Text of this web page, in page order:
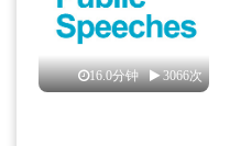
16.0分钟 3066次